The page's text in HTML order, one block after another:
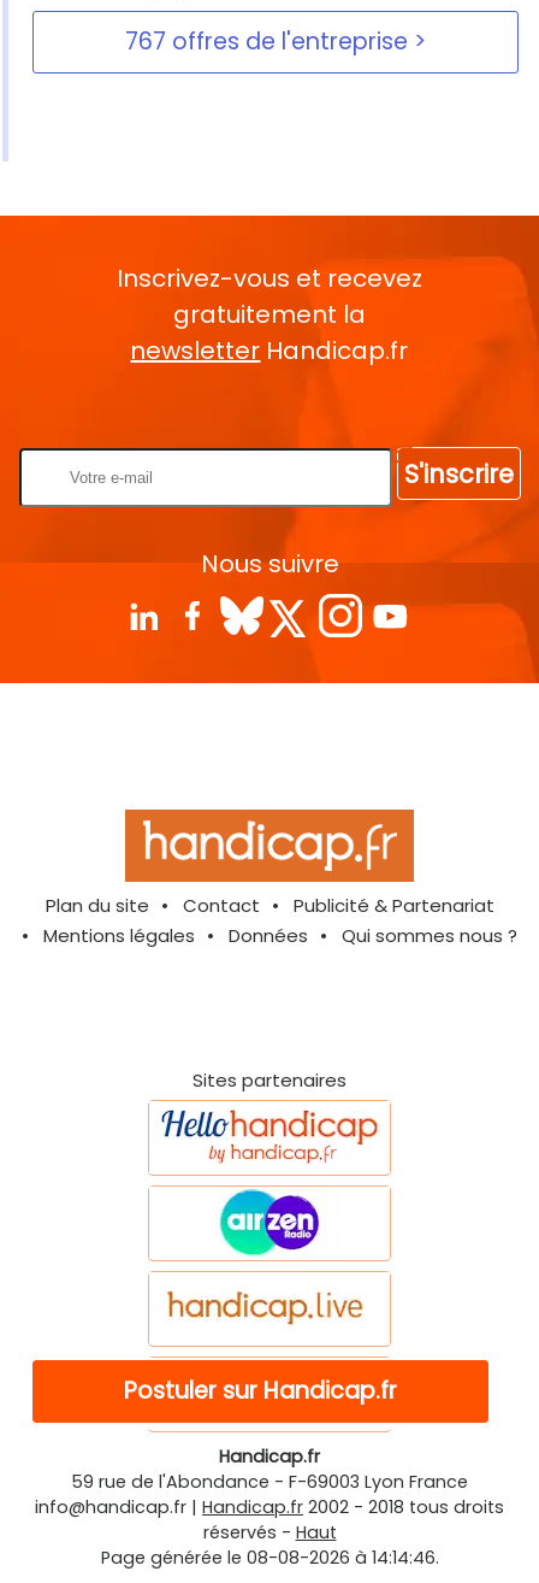
Postuler sur Handicap.fr
767 offres de l'entreprise
Inscrivez-vous et recevez
gratuitement la
newsletter Handicap.fr
S'inscrire
Nous suivre
Plan du site Contact
Publicité & Partenariat
Mentions légales
Données Qui sommes nous ?
Sites partenaires
Handicap.fr
59 rue de l'Abondance - F-69003 Lyon France
info@handicap.fr | Handicap.fr 2002 - 2018 tous droits
réservés - Haut
Page générée le 08-08-2026 à 14:14:46.